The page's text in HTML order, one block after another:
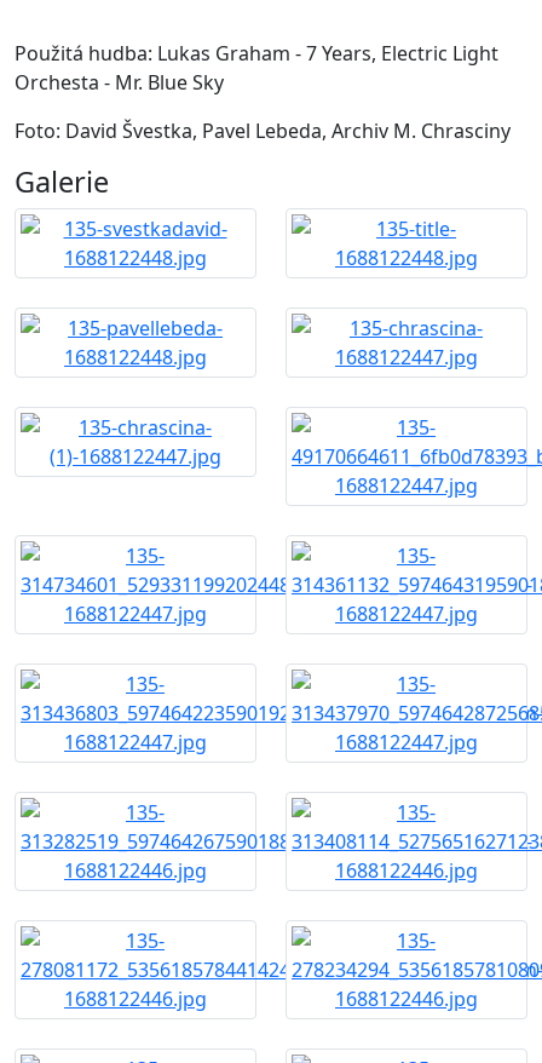
Použitá hudba: Lukas Graham - 7 Years, Electric Light
Orchesta - Mr. Blue Sky
Foto: David Švestka, Pavel Lebeda, Archiv M. Chrasciny
Galerie